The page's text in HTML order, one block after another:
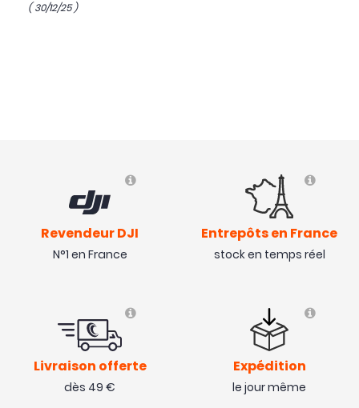
( 30/12/25 )
Revendeur DJI
N°1 en France
Entrepôts en France
stock en temps réel
Livraison offerte
dès 49 €
Expédition
le jour même